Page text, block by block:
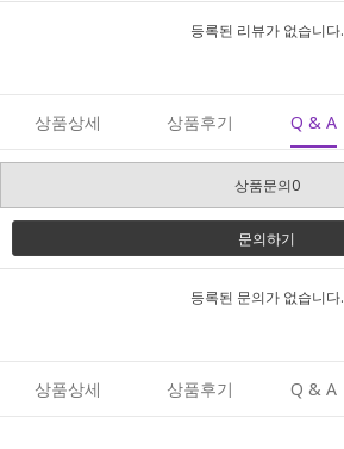
등록된 리뷰가 없습니다.
상품상세 상품후기 Q & A
상품문의0
문의하기
등록된 문의가 없습니다.
상품상세 상품후기 Q & A